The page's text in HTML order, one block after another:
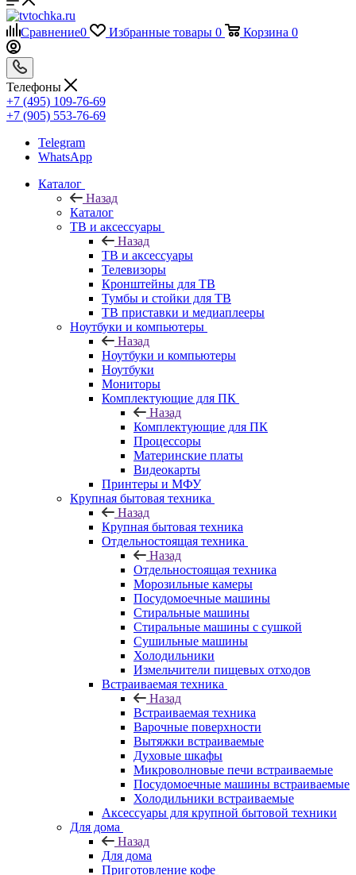
Сравнение0 Избранные товары 0 Корзина 0
Телефоны
+7 (495) 109-76-69
+7 (905) 553-76-69
Telegram
WhatsApp
Каталог
Назад
Каталог
ТВ и аксессуары
Назад
ТВ и аксессуары
Телевизоры
Кронштейны для ТВ
Тумбы и стойки для ТВ
ТВ приставки и медиаплееры
Ноутбуки и компьютеры
Назад
Ноутбуки и компьютеры
Ноутбуки
Мониторы
Комплектующие для ПК
Назад
Комплектующие для ПК
Процессоры
Материнские платы
Видеокарты
Принтеры и МФУ
Крупная бытовая техника
Назад
Крупная бытовая техника
Отдельностоящая техника
Назад
Отдельностоящая техника
Морозильные камеры
Посудомоечные машины
Стиральные машины
Стиральные машины с сушкой
Сушильные машины
Холодильники
Измельчители пищевых отходов
Встраиваемая техника
Назад
Встраиваемая техника
Варочные поверхности
Вытяжки встраиваемые
Духовые шкафы
Микроволновые печи встраиваемые
Посудомоечные машины встраиваемые
Холодильники встраиваемые
Аксессуары для крупной бытовой техники
Для дома
Назад
Для дома
Приготовление кофе